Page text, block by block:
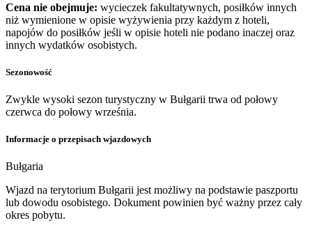
Cena nie obejmuje: wycieczek fakultatywnych, posiłków innych
niż wymienione w opisie wyżywienia przy każdym z hoteli,
napojów do posiłków jeśli w opisie hoteli nie podano inaczej oraz
innych wydatków osobistych.
Sezonowość
Zwykle wysoki sezon turystyczny w Bułgarii trwa od połowy
czerwca do połowy września.
Informacje o przepisach wjazdowych
Bułgaria
Wjazd na terytorium Bułgarii jest możliwy na podstawie paszportu
lub dowodu osobistego. Dokument powinien być ważny przez cały
okres pobytu.